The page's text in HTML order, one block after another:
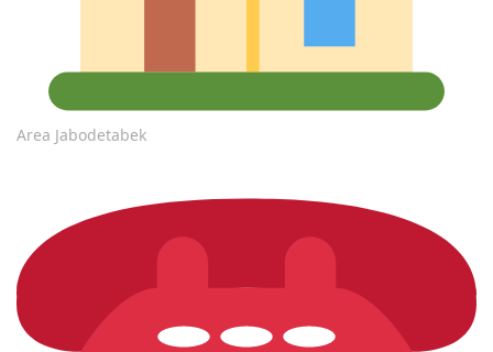
Area Jabodetabek